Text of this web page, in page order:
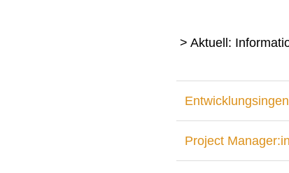
> Aktuell:
Project Manager:in